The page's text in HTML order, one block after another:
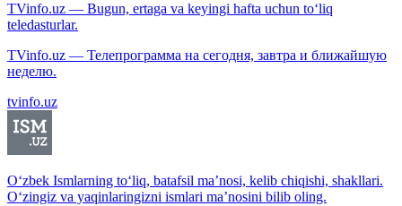
TVinfo.uz — Bugun, ertaga va keyingi hafta uchun to‘liq
teledasturlar.
TVinfo.uz — Телепрограмма на сегодня, завтра и ближайшую
неделю.
tvinfo.uz
O‘zbek Ismlarning to‘liq, batafsil ma’nosi, kelib chiqishi, shakllari.
O‘zingiz va yaqinlaringizni ismlari ma’nosini bilib oling.